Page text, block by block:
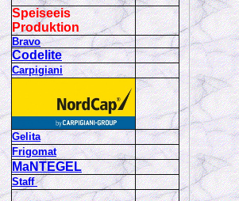
Speiseeis
Produktion
Bravo
Codelite
Carpigiani
Gelita
Frigomat
MaNTEGEL
Staff